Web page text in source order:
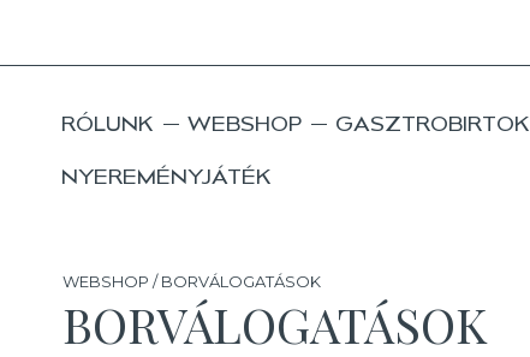
RÓLUNK WEBSHOP GASZTROBIRTOK
NYEREMÉNYJÁTÉK
WEBSHOP / BORVÁLOGATÁSOK
BORVÁLOGATÁSOK